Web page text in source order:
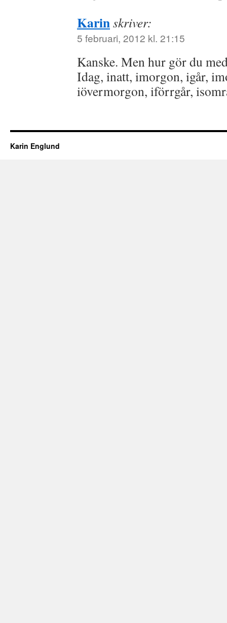
Karinskriver:
5 februari, 2012 kl. 21:15
Kanske. Men hur gör du
Idag, inatt, imorgon, igår,
iövermorgon, iförrgår,
Karin Englund